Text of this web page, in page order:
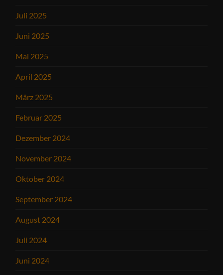
Juli 2025
Juni 2025
Mai 2025
April 2025
März 2025
Februar 2025
Dezember 2024
November 2024
Oktober 2024
September 2024
August 2024
Juli 2024
Juni 2024